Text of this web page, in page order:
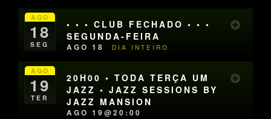
AGO
18
SEG
• • • CLUB FECHADO • • •
SEGUNDA-FEIRA
AGO 18 DIA INTEIRO
AGO
19
TER
20H00 • TODA TERÇA UM
JAZZ • JAZZ SESSIONS BY
JAZZ MANSION
AGO 19@20:00